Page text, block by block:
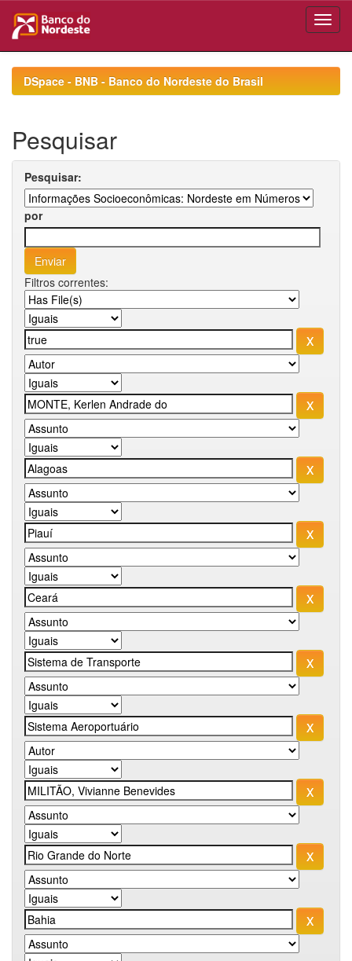
navigationDSpace - BNB - Banco do Nordeste do Brasil
Pesquisar
Pesquisar:
por
Filtros correntes: